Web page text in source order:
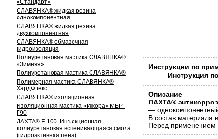
«Стандарт»
СЛАВЯНКА® жидкая резина
однокомпонентная
СЛАВЯНКА® жидкая резина
двухкомпонентная
СЛАВЯНКА® обмазочная
гидроизоляция
Полиуретановая мастика СЛАВЯНКА®
«Зимняя»
Полиуретановая мастика СЛАВЯНКА®
Полимерная мастика СЛАВЯНКА®
ХардФлекс
СЛАВЯНКА® изоляционная
Изоляционная мастика «Ижора» МБР-
Г90
ЛАХТА® F-100. Инъекционная
полиуретановая вспенивающаяся смола
(гидроактивная пена)
Инструкции по
Инструкция
Описание
ЛАХТА®
—
В состав материала
Перед применением